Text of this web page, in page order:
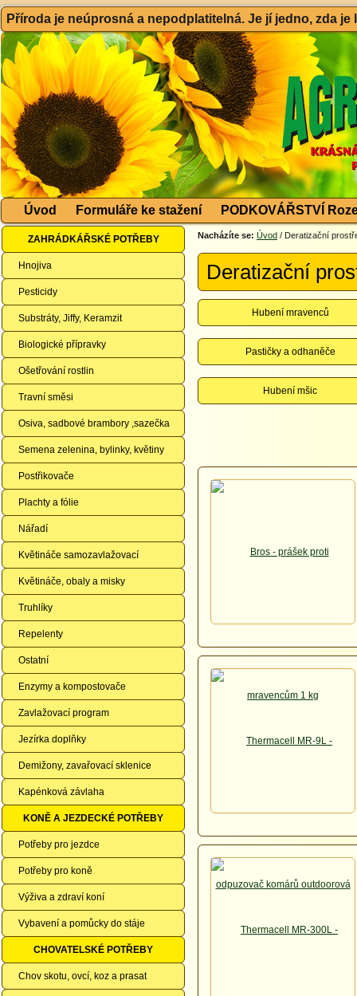
Příroda je neúprosná a nepodplatitelná. Je jí jedno, zda
Úvod Formuláře ke stažení PODKOVÁŘSTVÍ
ZAHRÁDKÁŘSKÉ POTŘEBY
Hnojiva
Pesticidy
Substráty, Jiffy, Keramzit
Biologické přípravky
Ošetřování rostlin
Travní směsi
Osiva, sadbové brambory ,sazečka
Semena zelenina, bylinky, květiny
Postřikovače
Plachty a fólie
Nářadí
Květináče samozavlažovací
Květináče, obaly a misky
Truhlíky
Repelenty
Ostatní
Enzymy a kompostovače
Zavlažovací program
Jezírka doplňky
Demižony, zavařovací sklenice
Kapénková závlaha
KONĚ A JEZDECKÉ POTŘEBY
Potřeby pro jezdce
Potřeby pro koně
Výživa a zdraví koní
Vybavení a pomůcky do stáje
CHOVATELSKÉ POTŘEBY
Chov skotu, ovcí, koz a prasat
Nacházíte se: Úvod / Deratizační
Deratizační
Hubení mravenců
Pastičky a odhaněče
Hubení mšic